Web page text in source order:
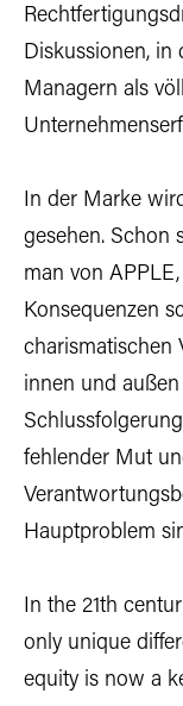
Diskussionen, in
Managern als
In der Marke
gesehen. Schon
man von
Konsequenzen
charismatischen
innen und außen
fehlender Mut
Hauptproblem
In the 21th
only unique
equity is now a